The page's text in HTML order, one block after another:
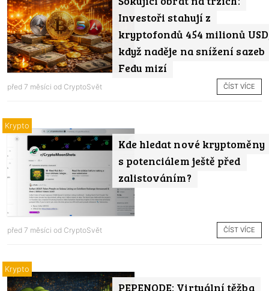
Investoři stahují z
kryptofondů 454 milionů
když naděje na snížení sazeb
Fedu mizí
před 7 měsíci od CryptoSvět ČÍST VÍCE
Kde hledat nové kryptoměny
s potenciálem ještě před
zalistováním?
Krypto
před 7 měsíci od CryptoSvět ČÍST VÍCE
PEPENODE: Virtuální těžba
Krypto